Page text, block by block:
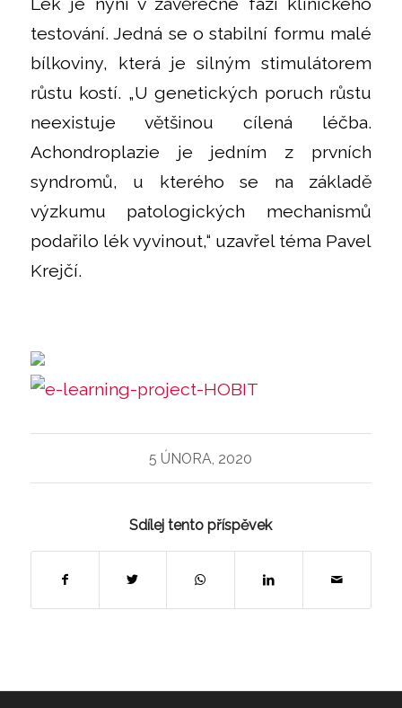
testování. Jedná se o stabilní formu malé
bílkoviny, která je silným stimulátorem
růstu kostí. „U genetických poruch růstu
neexistuje většinou cílená léčba.
Achondroplazie je jedním z prvních
syndromů, u kterého se na základě
výzkumu patologických mechanismů
podařilo lék vyvinout,“ uzavřel téma Pavel
Krejčí.
5 ÚNORA, 2020
Sdílej tento příspěvek